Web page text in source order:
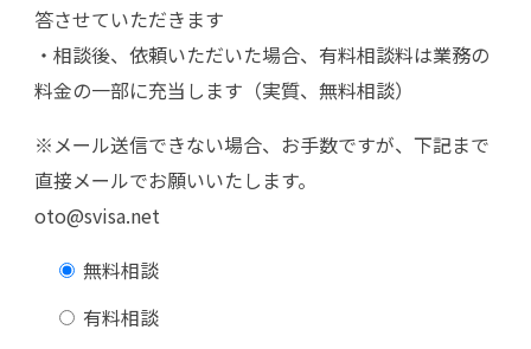
答させていただきます
・相談後、依頼いただいた場合、有料相談料は業務の
料金の一部に充当します（実質、無料相談）
※メール送信できない場合、お手数ですが、下記まで
直接メールでお願いいたします。
oto@svisa.net
無料相談
有料相談